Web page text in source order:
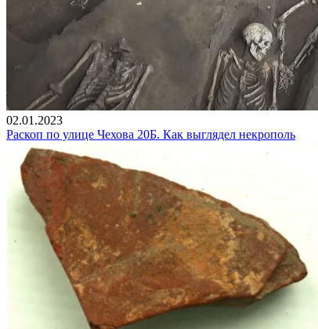
02.01.2023
Раскоп по улице Чехова 20Б. Как выглядел некрополь